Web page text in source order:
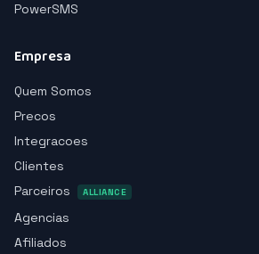
PowerSMS
Empresa
Quem Somos
Precos
Integracoes
Clientes
Parceiros
ALLIANCE
Agencias
Afiliados